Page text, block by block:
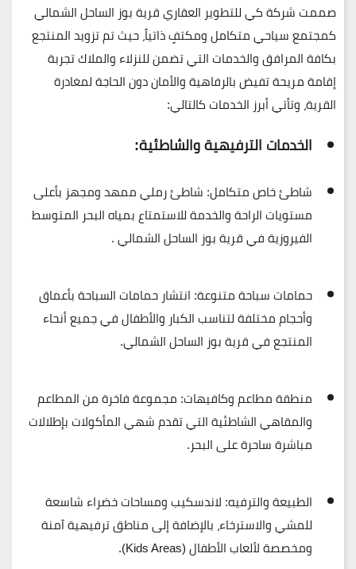
صممتشركة كي للتطوير العقاريقريةبوز الساحل الشمالي
كمجتمع سياحي متكامل ومكتفٍ ذاتياً، حيث تم تزويد المنتجع
بكافة المرافق والخدمات التي تضمن للنزلاء والملاك تجربة
إقامة مريحة تفيض بالرفاهية والأمان دون الحاجة لمغادرة
القرية، وتأتي أبرز الخدمات كالتالي:
الخدمات الترفيهية والشاطئية:
شاطئ خاص متكامل: شاطئ رملي ممهد ومجهز بأعلى
مستويات الراحة والخدمة للاستمتاع بمياه البحر المتوسط
الفيروزية في قرية بوز الساحل الشمالي .
حمامات سباحة متنوعة: انتشار حمامات السباحة بأعماق
وأحجام مختلفة لتناسب الكبار والأطفال في جميع أنحاء
المنتجع في قرية بوز الساحل الشمالي.
منطقة مطاعم وكافيهات: مجموعة فاخرة من المطاعم
والمقاهي الشاطئية التي تقدم شهي المأكولات بإطلالات
مباشرة ساحرة على البحر.
الطبيعة والترفيه: لاندسكيب ومساحات خضراء شاسعة
للمشي والاسترخاء، بالإضافة إلى مناطق ترفيهية آمنة
ومخصصة لألعاب الأطفال (Kids Areas).